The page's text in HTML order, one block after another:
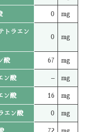
0 mg
トラエン
0 mg
酸 67 mg
ン酸 – mg
ン酸 16 mg
エン酸 0 mg
72 mg